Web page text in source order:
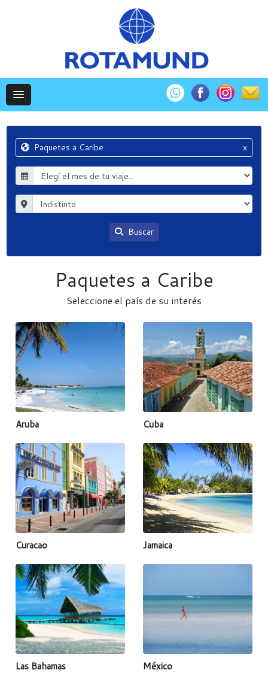
Paquetes a Caribe x
Buscar
Paquetes a Caribe
Seleccione el país de su interés
Aruba Cuba
Curacao Jamaica
Las Bahamas México